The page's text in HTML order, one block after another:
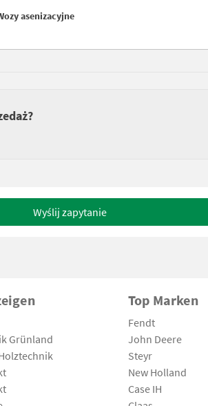
asenizacyjne
Wyślij zapytanie
Grünland
Top Marken
Fendt
John Deere
Steyr
New Holland
Case IH